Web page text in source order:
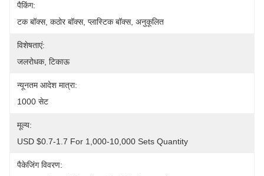
पैकिंग:
टक बॉक्स, कठोर बॉक्स, प्लास्टिक बॉक्स, अनुकूलित
विशेषताएं:
जलरोधक, टिकाऊ
न्यूनतम आदेश मात्रा:
1000 सेट
मूल्य:
USD $0.7-1.7 For 1,000-10,000 Sets Quantity
पैकेजिंग विवरण: